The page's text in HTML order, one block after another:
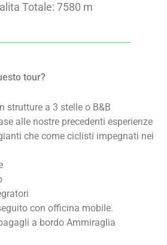
Totale: 7580 m
tour?
strutture a 3 stelle o B&B
alle nostre precedenti esperienze
che come ciclisti impegnati nei
con officina mobile.
a bordo Ammiraglia